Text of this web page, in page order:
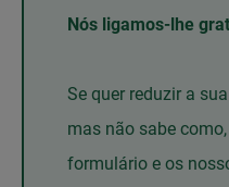
Nós ligamos-lhe
Se quer reduzir a
mas não sabe
formulário e os